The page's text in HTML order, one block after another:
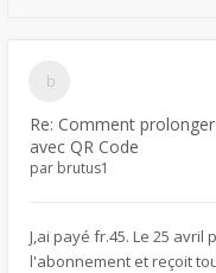
Re: Comment
avec QR Code
par brutus1
J,ai payé fr.45. Le 25
l'abonnement et reçoit